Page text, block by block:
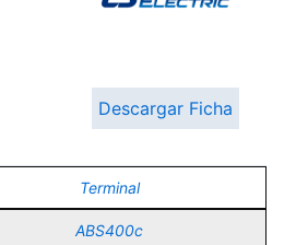
Descargar Ficha
Terminal
ABS400c